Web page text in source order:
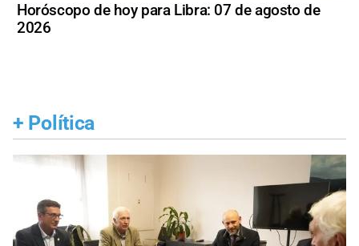
Horóscopo de hoy para Libra: 07 de agosto de
2026
+ Política